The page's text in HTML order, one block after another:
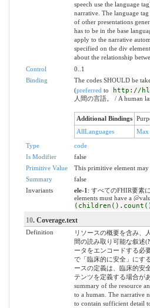
speech use the language
narrative. The language
of other presentations
has to be in the base
apply to the narrative
specified on the div
about the relationship
Control
0..1
Binding
The codes SHOULD be
(preferred to http://
人間の言語。 / A human
Additional Bindings
AllLanguages
Max
Type
code
Is Modifier
false
Primitive Value
This primitive element may
Summary
false
Invariants
ele-1 : すべてのFHIR要素
elements must have a
10. Coverage.text
Definition
リソースの概要を含み、
間の読み取り可能な叙述
ータをエンコードする必
で「臨床的に安全」にす
ースの定義は、臨床的安
テンツを定義する場合が
summary of the resource
to a human. The narrative
to contain sufficient detail